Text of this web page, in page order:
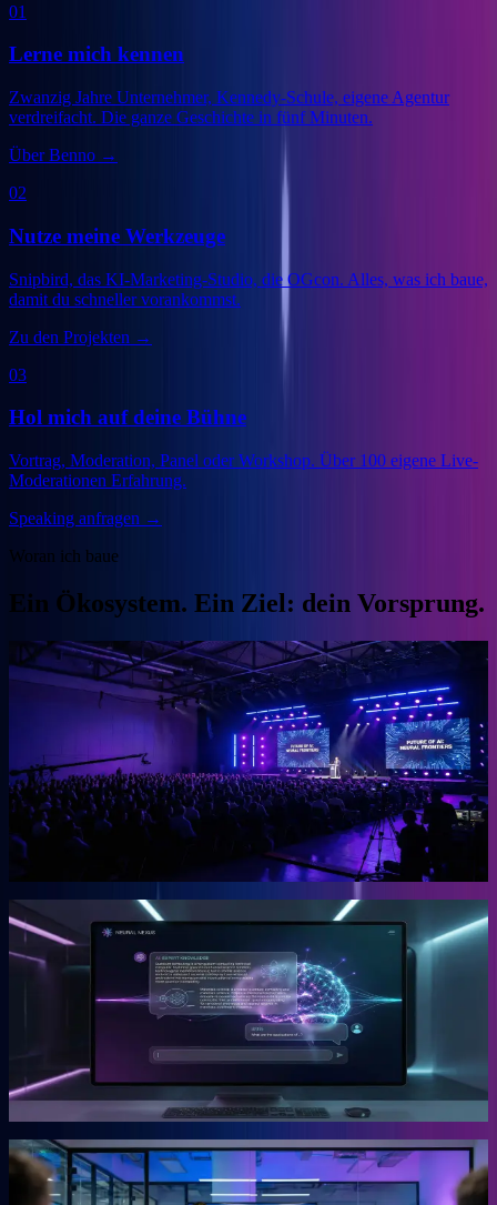
01
Lerne mich kennen
Zwanzig Jahre Unternehmer, Kennedy-Schule, eigene Agentur
verdreifacht. Die ganze Geschichte in fünf Minuten.
Über Benno →
02
Nutze meine Werkzeuge
Snipbird, das KI-Marketing-Studio, die OGcon. Alles, was ich baue,
damit du schneller vorankommst.
Zu den Projekten →
03
Hol mich auf deine Bühne
Vortrag, Moderation, Panel oder Workshop. Über 100 eigene Live-
Moderationen Erfahrung.
Speaking anfragen →
Woran ich baue
Ein Ökosystem. Ein Ziel: dein Vorsprung.
Veranstalter
OGcon
Europas führender KI-Kongress für Unternehmer.
Die OGcon bringt die besten Köpfe zu KI und Marketing auf eine
Bühne. 15.000 Anmeldungen 2024, Gary Vaynerchuk als Gast in
den Jahren 2023 und 2024. Live kostenlos, Aufzeichnungen als
VIP-Ticket.
Gründer
Snipbird
Die KI-Plattform für Unternehmer.
Snipbird ist das Tool, das Benno für Unternehmer gebaut hat. Kein
Hype. Kein Basteln. Bewährte Marketing-Systeme mit KI-
Unterstützung, direkt einsetzbar.
Gründer
KI-Marketing-Studio